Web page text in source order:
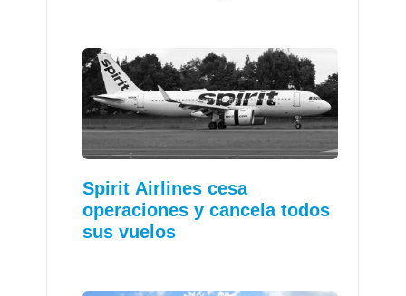
Spirit Airlines cesa
operaciones y cancela todos
sus vuelos